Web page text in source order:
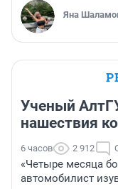
Яна
Ученый
нашествия
6 часов 2 912
«Четыре месяца
автомобилист